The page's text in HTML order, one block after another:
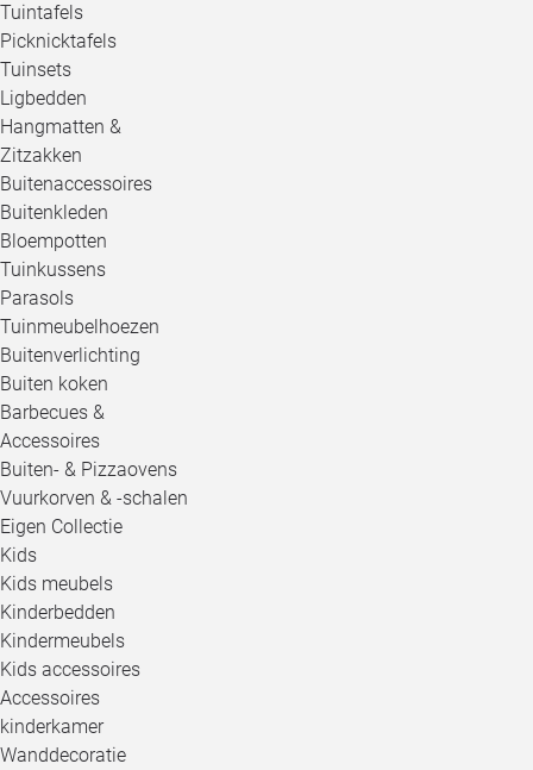
Tuintafels
Picknicktafels
Tuinsets
Ligbedden
Hangmatten &
Zitzakken
Buitenaccessoires
Buitenkleden
Bloempotten
Tuinkussens
Parasols
Tuinmeubelhoezen
Buitenverlichting
Buiten koken
Barbecues &
Accessoires
Buiten- & Pizzaovens
Vuurkorven & -schalen
Eigen Collectie
Kids
Kids meubels
Kinderbedden
Kindermeubels
Kids accessoires
Accessoires
kinderkamer
Wanddecoratie